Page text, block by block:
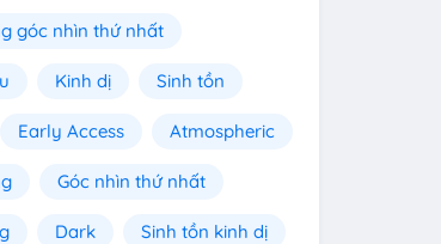
góc nhìn thứ nhất
Kinh dị Sinh tồn
Early Access Atmospheric
Góc nhìn thứ nhất
Dark Sinh tồn kinh dị